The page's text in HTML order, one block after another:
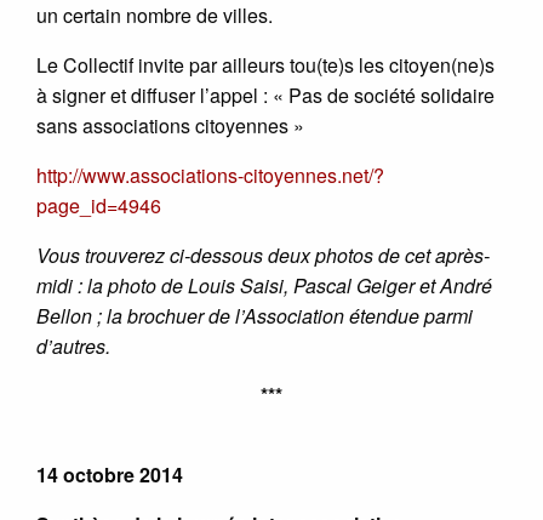
un certain nombre de villes.
Le Collectif invite par ailleurs tou(te)s les citoyen(ne)s
à signer et diffuser l’appel : « Pas de société solidaire
sans associations citoyennes »
http://www.associations-citoyennes.net/?
page_id=4946
Vous trouverez ci-dessous deux photos de cet après-
midi : la photo de Louis Saisi, Pascal Geiger et André
Bellon ; la brochuer de l’Association étendue parmi
d’autres.
***
14 octobre 2014